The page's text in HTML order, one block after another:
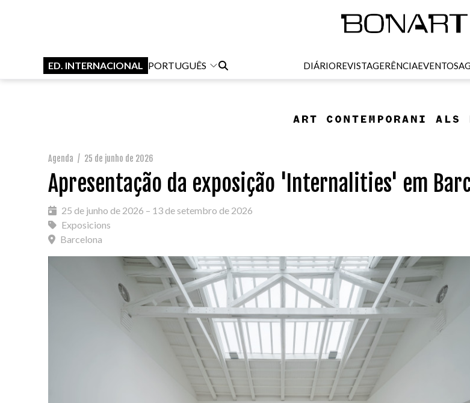
ED. INTERNACIONAL PORTUGUÊS DIÁRIOREVISTAGERÊNCIAEVENTOS
Agenda / 25 de junho de 2026
Apresentação da exposição 'Internalities' em
25 de junho de 2026 – 13 de setembro de 2026
Exposicions
Barcelona